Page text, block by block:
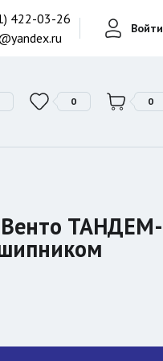
422-03-26
Войти
0 0
Фонари поисковые
Фонари тактические
ТАНДЕМ-